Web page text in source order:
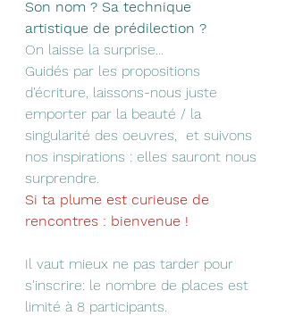
Son nom ? Sa technique
artistique de prédilection ?
On laisse la surprise...
Guidés par les propositions
d'écriture, laissons-nous juste
emporter par la beauté / la
singularité des oeuvres,  et suivons
nos inspirations : elles sauront nous
surprendre.
Si ta plume est curieuse de
rencontres : bienvenue !
Il vaut mieux ne pas tarder pour
s'inscrire: le nombre de places est
limité à 8 participants.